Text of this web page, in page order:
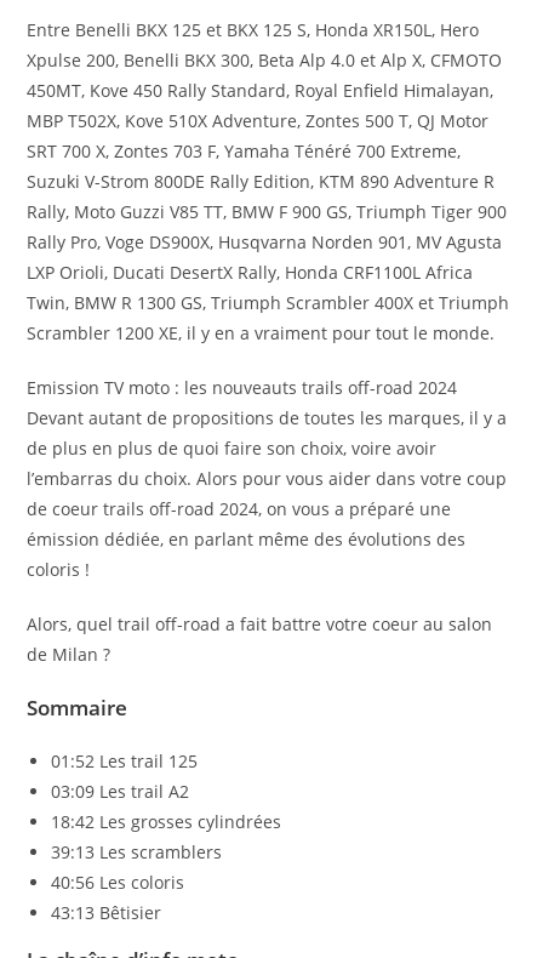
Entre Benelli BKX 125 et BKX 125 S, Honda XR150L, Hero
Xpulse 200, Benelli BKX 300, Beta Alp 4.0 et Alp X, CFMOTO
450MT, Kove 450 Rally Standard, Royal Enfield Himalayan,
MBP T502X, Kove 510X Adventure, Zontes 500 T, QJ Motor
SRT 700 X, Zontes 703 F, Yamaha Ténéré 700 Extreme,
Suzuki V-Strom 800DE Rally Edition, KTM 890 Adventure R
Rally, Moto Guzzi V85 TT, BMW F 900 GS, Triumph Tiger 900
Rally Pro, Voge DS900X, Husqvarna Norden 901, MV Agusta
LXP Orioli, Ducati DesertX Rally, Honda CRF1100L Africa
Twin, BMW R 1300 GS, Triumph Scrambler 400X et Triumph
Scrambler 1200 XE, il y en a vraiment pour tout le monde.
Emission TV moto : les nouveauts trails off-road 2024
Devant autant de propositions de toutes les marques, il y a
de plus en plus de quoi faire son choix, voire avoir
l’embarras du choix. Alors pour vous aider dans votre coup
de coeur trails off-road 2024, on vous a préparé une
émission dédiée, en parlant même des évolutions des
coloris !
Alors, quel trail off-road a fait battre votre coeur au salon
de Milan ?
Sommaire
01:52 Les trail 125
03:09 Les trail A2
18:42 Les grosses cylindrées
39:13 Les scramblers
40:56 Les coloris
43:13 Bêtisier